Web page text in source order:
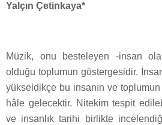
Yalçın Çetinkaya*
Müzik, onu besteleyen -insan
olduğu toplumun göstergesidir.
yükseldikçe bu insanın ve
hâle gelecektir. Nitekim tespit
ve insanlık tarihi birlikte